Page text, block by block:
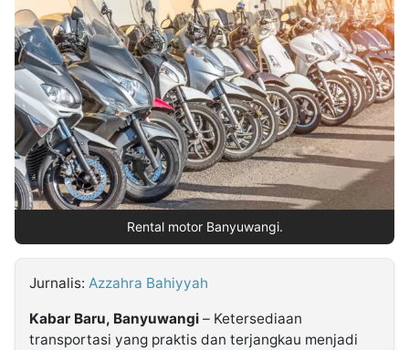
Partner
Insight
NTB
Suara
Time
Lens
IDN
Daily
Jogja
Jalan
Rakyat
Idealita
News
Kita
Notice
Radar
Baru
Seedbacklink
Follow
Kabarbaru
Rental motor Banyuwangi.
Jurnalis: Azzahra Bahiyyah
Kabar Baru, Banyuwangi – Ketersediaan
transportasi yang praktis dan terjangkau menjadi